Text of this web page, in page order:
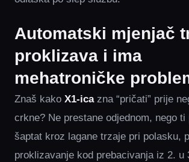
Automatski mjenjač
proklizava i ima
mehatroničke
Znaš kako X1-icazna “pričati” prije
crkne? Ne prestane odjednom, nego ti
šaptat kroz lagane trzaje pri polasku,
proklizavanje kod prebacivanja iz 2. u